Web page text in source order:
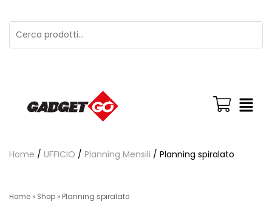
Home / UFFICIO / Planning Mensili / Planning spiralato
Home » Shop » Planning spiralato